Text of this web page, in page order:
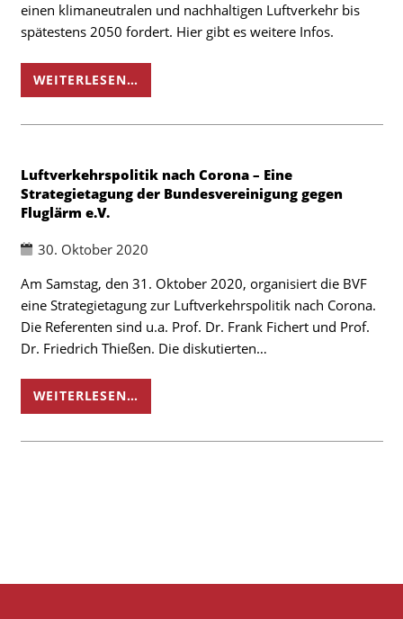
einen klimaneutralen und nachhaltigen Luftverkehr bis
spätestens 2050 fordert. Hier gibt es weitere Infos.
WEITERLESEN…
Luftverkehrspolitik nach Corona – Eine
Strategietagung der Bundesvereinigung gegen
Fluglärm e.V.
30. Oktober 2020
Am Samstag, den 31. Oktober 2020, organisiert die BVF
eine Strategietagung zur Luftverkehrspolitik nach Corona.
Die Referenten sind u.a. Prof. Dr. Frank Fichert und Prof.
Dr. Friedrich Thießen. Die diskutierten…
WEITERLESEN…